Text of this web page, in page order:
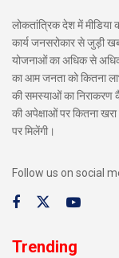
लोकतांत्रिक देश में मीडिया
कार्य जनसरोकार से जुड़ी
योजनाओं का अधिक से
का आम जनता को कितना
की समस्याओं का
की अपेक्षाओं पर कितना
पर मिलेंगी।
Follow us on social
Trending